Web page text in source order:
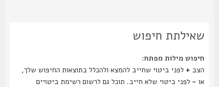
שאילתת חיפוש
חיפוש מילות מפתח:
+לפני ביטוי שחייב להמצא ולהכלל בתוצאות החיפוש שלך,
לפני ביטוי שלא חייב. תוכל גם לרשום רשימת ביטויים